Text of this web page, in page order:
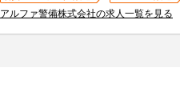
アルファ警備株式会社の求人一覧を見る